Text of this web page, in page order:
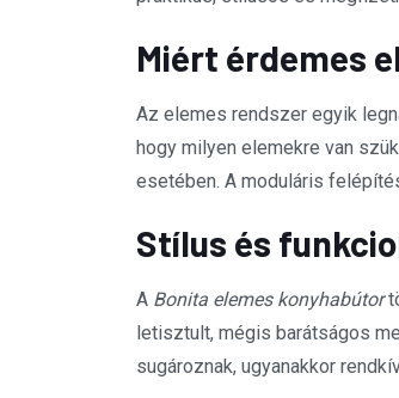
Miért érdemes
Az elemes rendszer egyik
hogy milyen elemekre van
esetében. A moduláris
Stílus és
A Bonita elemes konyhabútor
letisztult, mégis barátságos
sugároznak, ugyanakkor